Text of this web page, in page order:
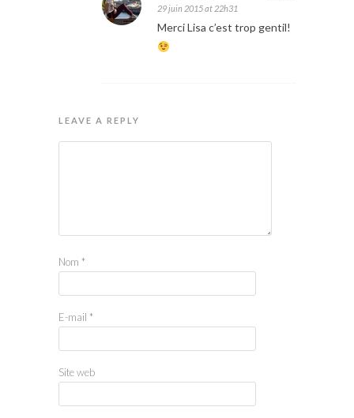
29 juin 2015 at 22h31
Merci Lisa c’est trop gentil!
LEAVE A REPLY
Nom *
E-mail *
Site web